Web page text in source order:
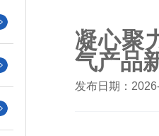
凝心聚
气产品
发布日期：